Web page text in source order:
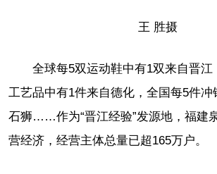
王 胜摄
全球每5双运动鞋中有1双来自晋江
工艺品中有1件来自德化，全国每5件冲
石狮……作为“晋江经验”发源地，福建
营经济，经营主体总量已超165万户。